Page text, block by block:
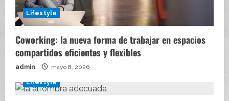
Lifestyle
Coworking: la nueva forma de trabajar en espacios
compartidos eficientes y flexibles
admin mayo 8, 2026
Lifestyle